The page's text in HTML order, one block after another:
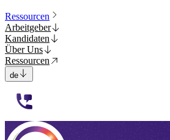
Ressourcen
Arbeitgeber
Kandidaten
Über Uns
Ressourcen
de